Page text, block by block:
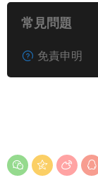
常見問題
免責申明